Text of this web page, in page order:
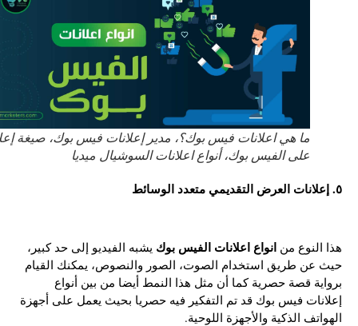
ما هي اعلانات فيس بوك؟، مدير إعلانات فيس بوك، صيغة إعلان
على الفيس بوك، أنواع اعلانات السوشيال ميديا
هذا النوع منانواع اعلانات الفيس بوكيشبه الفيديو إلى حد كبير،
حيث عن طريق استخدام الصوت، الصور والنصوص، يمكنك القيام
برواية قصة حصرية كما أن مثل هذا النمط أيضا من بين أنواع
إعلانات فيس بوك قد تم التفكير فيه حصريا بحيث يعمل على أجهزة
الهواتف الذكية والأجهزة اللوحية.